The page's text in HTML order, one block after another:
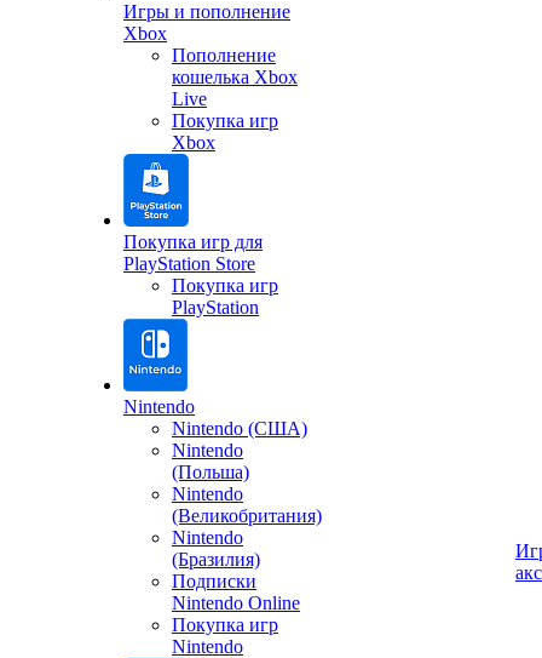
Игры и пополнение
Xbox
Пополнение
кошелька Xbox
Live
Покупка игр
Xbox
Покупка игр для
PlayStation Store
Покупка игр
PlayStation
Nintendo
Nintendo (США)
Nintendo
(Польша)
Nintendo
(Великобритания)
Nintendo
(Бразилия)
Подписки
Nintendo Online
Покупка игр
Nintendo